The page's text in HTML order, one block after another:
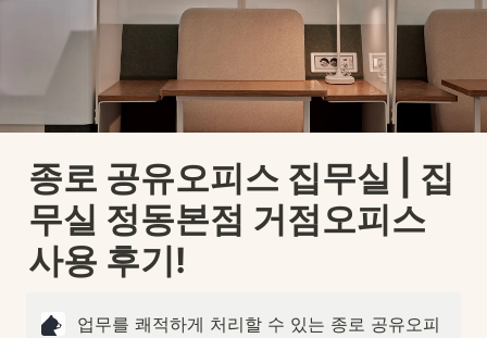
종로 공유오피스 집무실 | 집
무실 정동본점 거점오피스
사용 후기!
업무를 쾌적하게 처리할 수 있는 종로 공유오피